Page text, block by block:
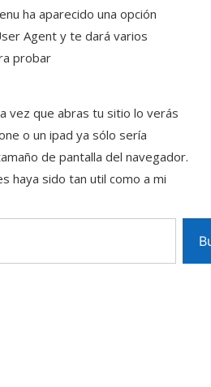
ha aparecido una opción
Agent y te dará varios
probar
vez que abras tu sitio lo verás
o un ipad ya sólo sería
de pantalla del navegador.
haya sido tan util como a mi